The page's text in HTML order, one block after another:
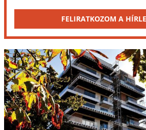
FELIRATKOZOM A